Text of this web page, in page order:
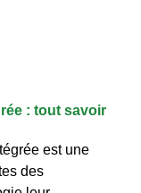
: tout savoir
est une
des